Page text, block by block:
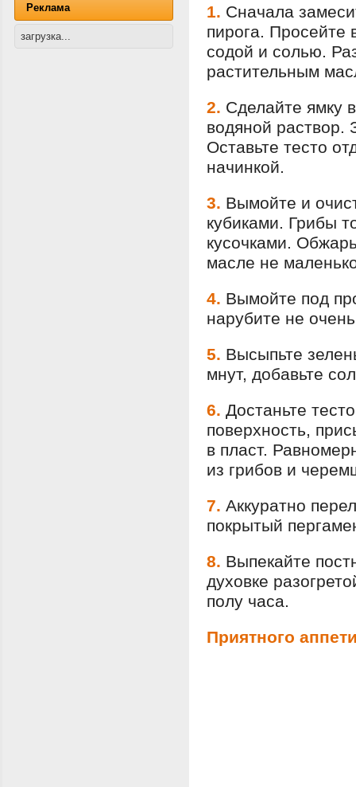
Реклама
загрузка...
1. Сначала
пирога. Просейте
содой и солью.
растительным
2. Сделайте ямку
водяной раствор.
Оставьте тесто
начинкой.
3. Вымойте и
кубиками. Грибы
кусочками.
масле не
4. Вымойте под
нарубите не
5. Высыпьте
мнут, добавьте
6. Достаньте
поверхность,
в пласт.
из грибов и
7. Аккуратно
покрытый
8. Выпекайте
духовке
полу часа.
Приятного